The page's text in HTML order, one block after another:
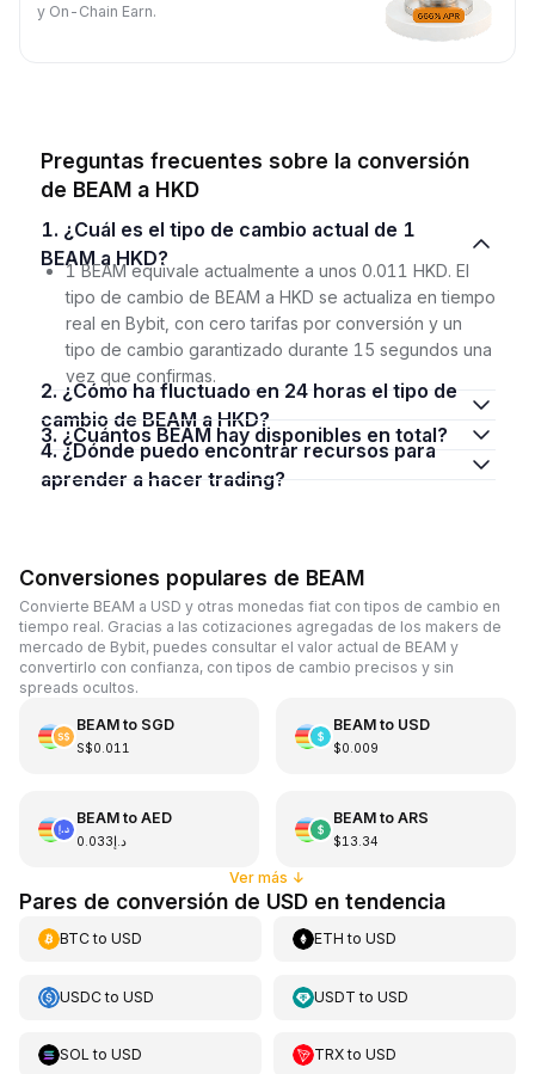
y On-Chain Earn.
Preguntas frecuentes sobre la conversión
de BEAM a HKD
1. ¿Cuál es el tipo de cambio actual de 1
BEAM a HKD?
1 BEAM equivale actualmente a unos 0.011 HKD. El
tipo de cambio de BEAM a HKD se actualiza en tiempo
real en Bybit, con cero tarifas por conversión y un
tipo de cambio garantizado durante 15 segundos una
vez que confirmas.
2. ¿Cómo ha fluctuado en 24 horas el tipo de
cambio de BEAM a HKD?
3. ¿Cuántos BEAM hay disponibles en total?
4. ¿Dónde puedo encontrar recursos para
aprender a hacer trading?
Conversiones populares de BEAM
Convierte BEAM a USD y otras monedas fiat con tipos de cambio en
tiempo real. Gracias a las cotizaciones agregadas de los makers de
mercado de Bybit, puedes consultar el valor actual de BEAM y
convertirlo con confianza, con tipos de cambio precisos y sin
spreads ocultos.
BEAMto SGD
S$0.011
BEAMto USD
$0.009
BEAMto AED
د.إ0.033
BEAMto ARS
$13.34
Ver más ↓
Pares de conversión de USD en tendencia
BTCto USD ETH toUSD
USDCto USD USDT toUSD
SOL to USD TRXtoUSD